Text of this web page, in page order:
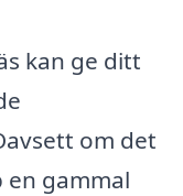
kan ge ditt
om det
gammal